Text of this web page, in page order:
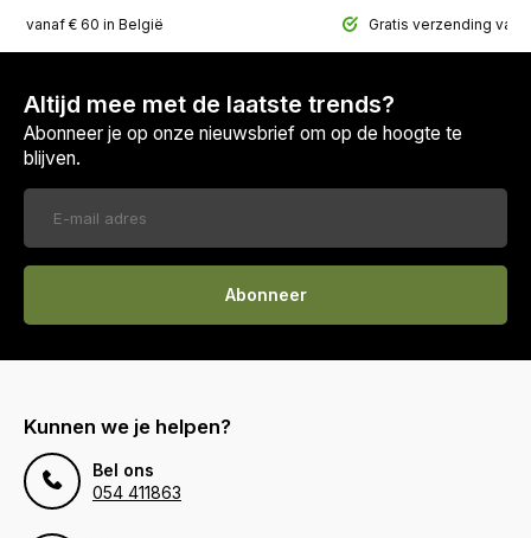
vanaf € 60 in België Gratis verzending
Altijd mee met de laatste trends?
Abonneer je op onze nieuwsbrief om op de hoogte te
blijven.
Abonneer
Kunnen we je helpen?
Bel ons
054 411863